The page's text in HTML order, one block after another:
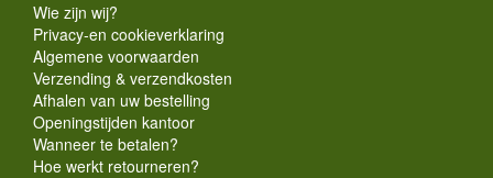
Wie zijn wij?
Privacy-en cookieverklaring
Algemene voorwaarden
Verzending & verzendkosten
Afhalen van uw bestelling
Openingstijden kantoor
Wanneer te betalen?
Hoe werkt retourneren?